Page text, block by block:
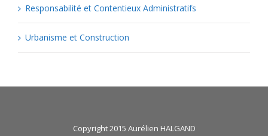
Responsabilité et Contentieux Administratifs
Urbanisme et Construction
Copyright 2015 Aurélien HALGAND